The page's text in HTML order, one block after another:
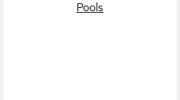
Pools